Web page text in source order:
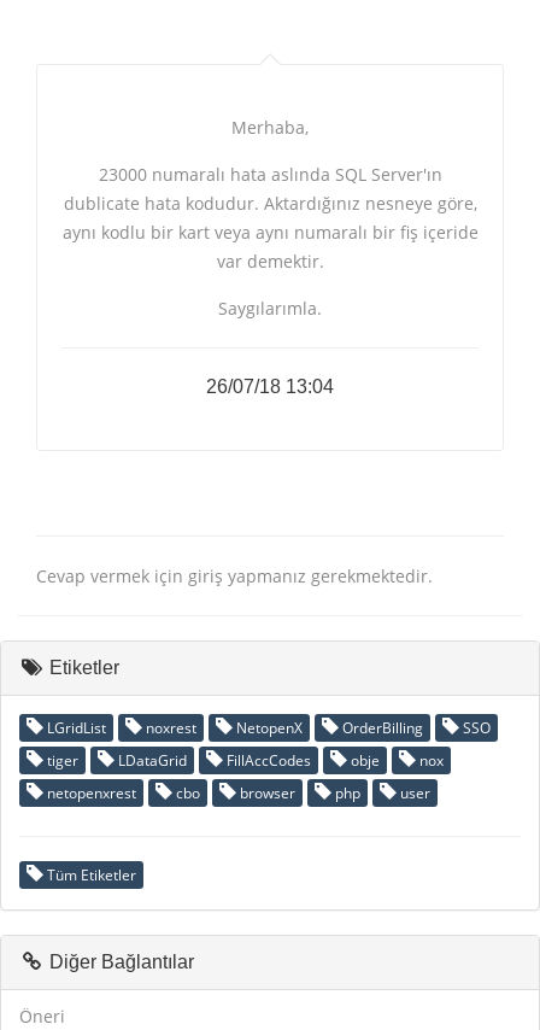
Merhaba,
23000 numaralı hata aslında SQL Server'ın
dublicate hata kodudur. Aktardığınız nesneye göre,
aynı kodlu bir kart veya aynı numaralı bir fiş içeride
var demektir.
Saygılarımla.
26/07/18 13:04
Cevap vermek için giriş yapmanız gerekmektedir.
Etiketler
LGridList noxrest NetopenX OrderBilling
SSO
tiger
LDataGrid FillAccCodes obje
nox
netopenxrest
cbo browser php user
Tüm Etiketler
Diğer Bağlantılar
Öneri